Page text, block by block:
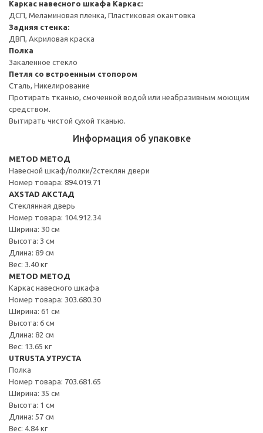
Каркас навесного шкафа Каркас:
ДСП, Меламиновая пленка, Пластиковая окантовка
Задняя стенка:
ДВП, Акриловая краска
Полка
Закаленное стекло
Петля со встроенным стопором
Сталь, Никелирование
Протирать тканью, смоченной водой или неабразивным моющим
средством.
Вытирать чистой сухой тканью.
Информация об упаковке
METOD МЕТОД
Навесной шкаф/полки/2стеклян двери
Номер товара: 894.019.71
AXSTAD АКСТАД
Стеклянная дверь
Номер товара: 104.912.34
Ширина: 30 см
Высота: 3 см
Длина: 89 см
Вес: 3.40 кг
METOD МЕТОД
Каркас навесного шкафа
Номер товара: 303.680.30
Ширина: 61 см
Высота: 6 см
Длина: 82 см
Вес: 13.65 кг
UTRUSTA УТРУСТА
Полка
Номер товара: 703.681.65
Ширина: 35 см
Высота: 1 см
Длина: 57 см
Вес: 4.84 кг